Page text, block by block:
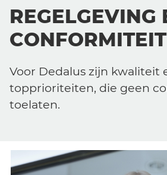
REGELGEVING
CONFORMITEIT
Voor Dedalus zijn kwaliteit
topprioriteiten, die geen
toelaten.